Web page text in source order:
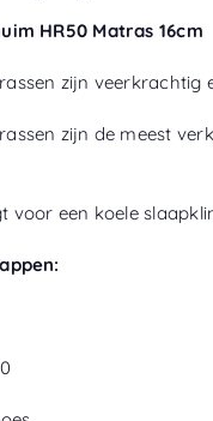
HR50 Matras 16cm
zijn veerkrachtig
zijn de meest
voor een koele